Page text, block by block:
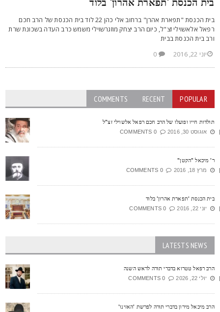
בית הכנסת "תפארת אהרן" ברחוב אלי כהן 22 לוד בית הכנסת של הרב חכם
אלאשוילי זצ"ל, כיום הרב יצחק מוזגרשוילי משמש כרב העדה בשכונת שרת
בית הכנסת בבית
יוני 22, 2016
0
POPULAR
RECENT
COMMENTS
חייו ופועלו של הרב חכם רפאל אלשוילי זצ"ל
אוגוסט 30, 2016 0 COMMENTS
מיכאל "הקטן"
מרץ 18, 2016 0 COMMENTS
הכנסת 'תפארת אהרון' בלוד
יוני 22, 2016 0 COMMENTS
LATESTS NEWS
רפאל טטרוא בדברי תורה לראש השנה
יולי 22, 2026 0 COMMENTS
מיכאל מירון בדברי תורה לפרשת 'האזינו'